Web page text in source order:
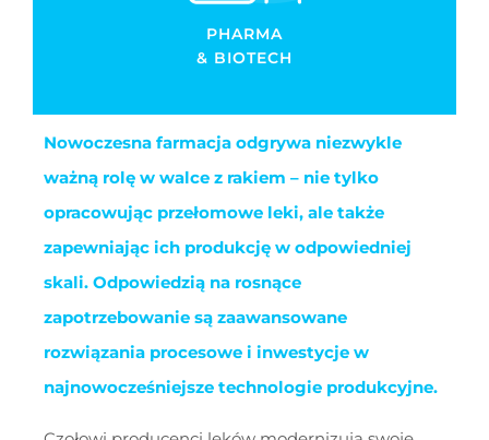
PHARMA
& BIOTECH
Nowoczesna farmacja odgrywa niezwykle
ważną rolę w walce z rakiem – nie tylko
opracowując przełomowe leki, ale także
zapewniając ich produkcję w odpowiedniej
skali. Odpowiedzią na rosnące
zapotrzebowanie są zaawansowane
rozwiązania procesowe i inwestycje w
najnowocześniejsze technologie produkcyjne.